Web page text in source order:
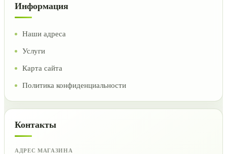
Информация
Наши адреса
Услуги
Карта сайта
Политика конфиденциальности
Контакты
АДРЕС МАГАЗИНА